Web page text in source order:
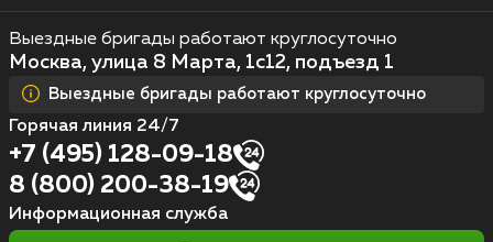
Выездные бригады работают круглосуточно
Москва, улица 8 Марта, 1с12, подъезд 1
Выездные бригады работают круглосуточно
Горячая линия 24/7
+7 (495) 128-09-18
8 (800) 200-38-19
Информационная служба